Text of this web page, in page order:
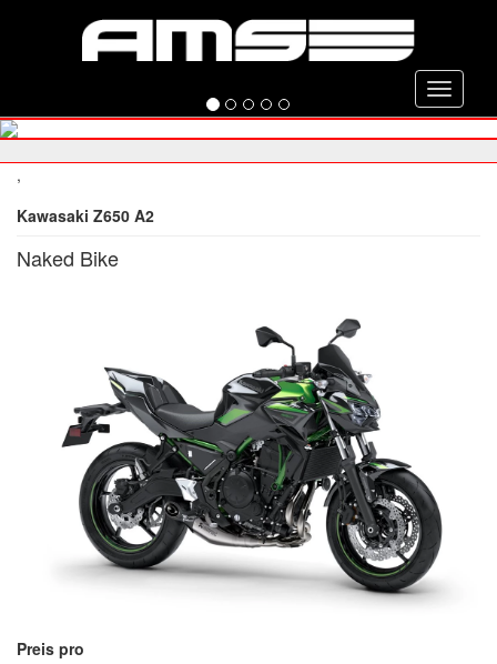
Toggle
,
Kawasaki Z650 A2
Naked Bike
Preis pro